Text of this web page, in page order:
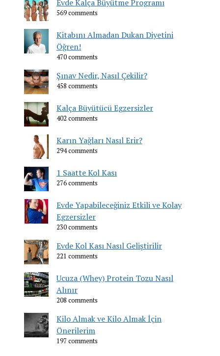
Evde Kalça Büyütme Programı
569 comments
Kitabını Almadan Dukan Diyetini
Öğren!
470 comments
Şınav Nedir, Nasıl Çekilir?
458 comments
Kalça Büyütücü Egzersizler
402 comments
Karın Yağları Nasıl Erir?
294 comments
1 Saatte Kol Kası
276 comments
Evde Yapabileceğiniz Etkili ve Kolay
Egzersizler
230 comments
Evde Kol Kası Nasıl Geliştirilir
221 comments
Ucuza (Whey) Protein Tozu Nasıl
Alınır
208 comments
Kilo Almak ve Kilo Almak İçin
Önerilerim
197 comments